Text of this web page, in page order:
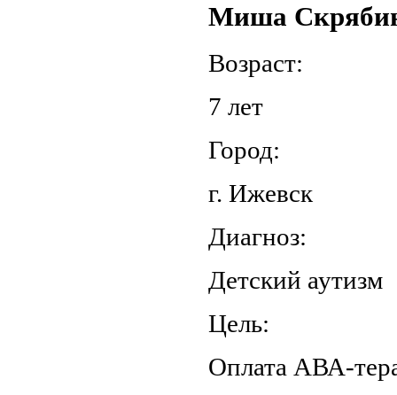
Миша
Возраст:
7 лет
Город:
г. Ижевск
Диагноз:
Детский аутизм
Цель:
Оплата АВА-